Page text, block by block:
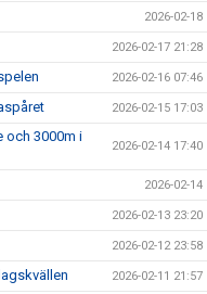
2026-02-18
2026-02-17 21:28
2026-02-16 07:46
2026-02-15 17:03
och 3000m i
2026-02-14 17:40
2026-02-14
2026-02-13 23:20
2026-02-12 23:58
2026-02-11 21:57